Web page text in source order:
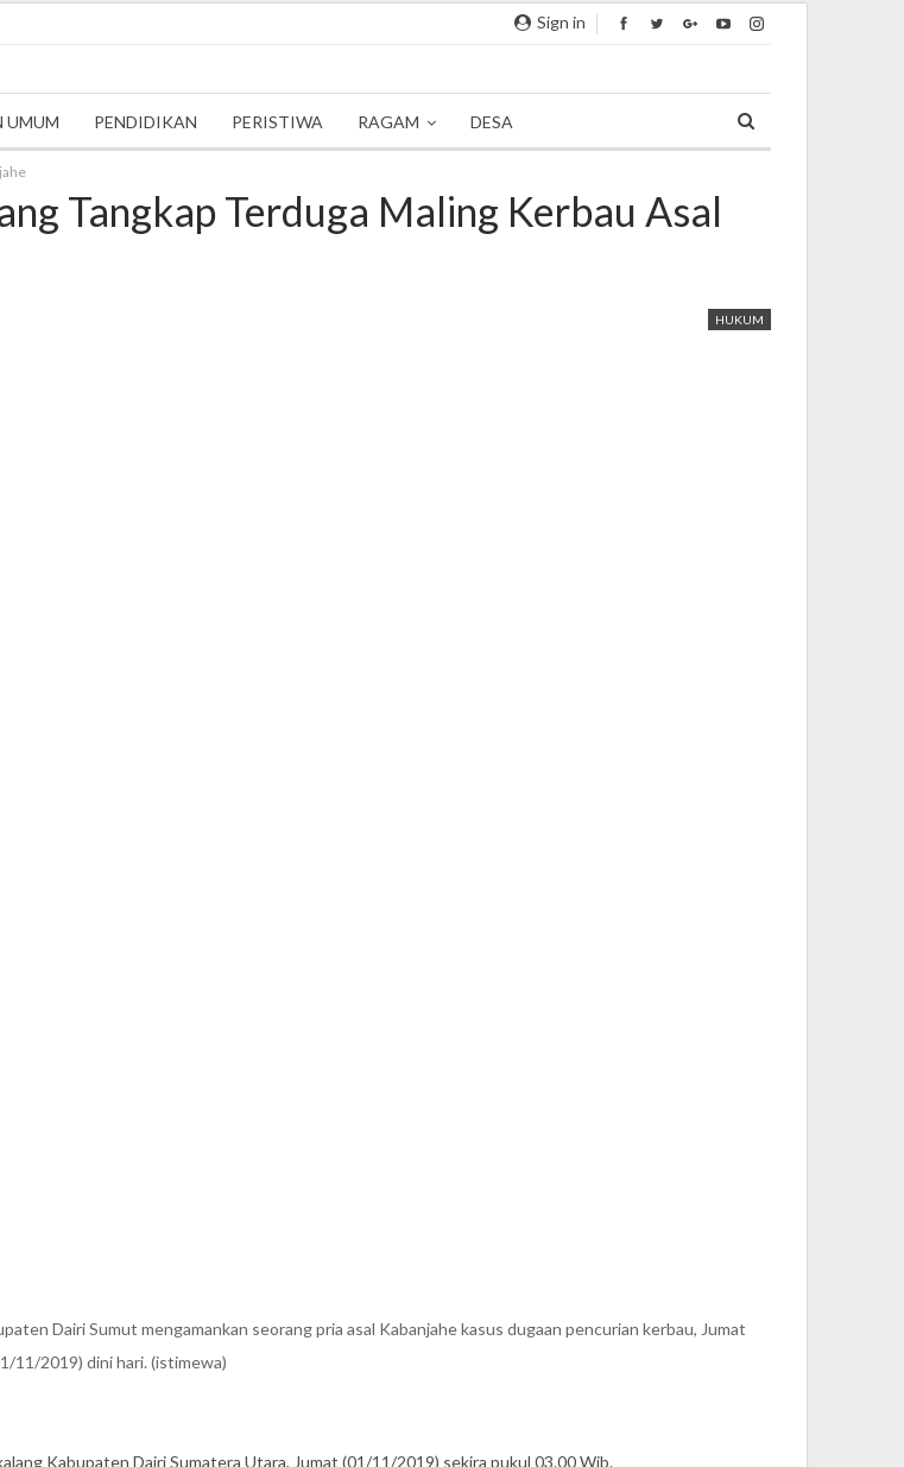
Sign in
UMUM PENDIDIKAN PERISTIWA RAGAM DESA
Tangkap Terduga Maling Kerbau Asal
HUKUM
Dairi Sumut mengamankan seorang pria asal Kabanjahe kasus dugaan pencurian kerbau, Jumat
11/2019) dini hari. (istimewa)
Kabupaten Dairi Sumatera Utara, Jumat (01/11/2019) sekira pukul 03.00 Wib.